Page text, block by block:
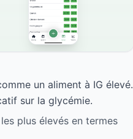
un aliment à IG élevé.
sur la glycémie.
plus élevés en termes